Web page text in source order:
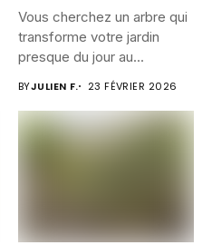
Vous cherchez un arbre qui
transforme votre jardin
presque du jour au...
BYJULIEN F. 23 FÉVRIER 2026